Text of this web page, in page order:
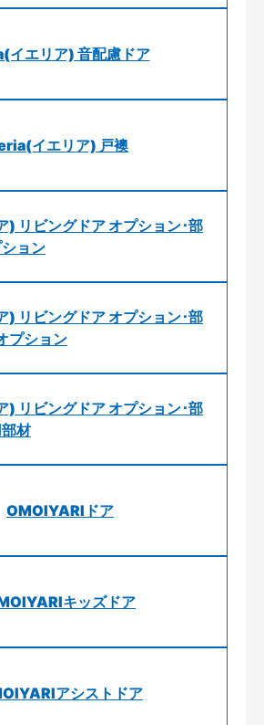
イエリア) 音配慮ドア
イエリア) 戸襖
リビングドア オプション･部
ョン
リビングドア オプション･部
プション
リビングドア オプション･部
材
OMOIYARIドア
キッズドア
アシストドア